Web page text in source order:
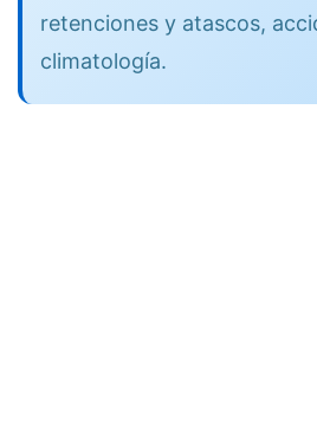
retenciones y atascos,
climatología.